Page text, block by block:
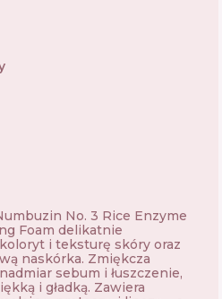
No. 3 Rice Enzyme
Foam delikatnie
i teksturę skóry oraz
naskórka. Zmiękcza
sebum i łuszczenie,
i gładką. Zawiera